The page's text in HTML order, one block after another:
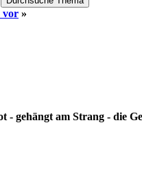
vor »
- gehängt am Strang - die